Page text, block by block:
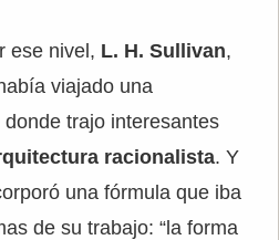
ese nivel, L. H. Sullivan,
viajado una
donde trajo interesantes
racionalista. Y
una fórmula que iba
de su trabajo: “la forma